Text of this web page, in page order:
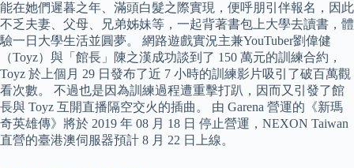
能在她們遲暮之年、滿頭白髮之際實現，便呼朋引伴報名，因此
不乏夫妻、父母、兄弟姊妹等，一起背著書包上大學去讀書，體
驗一日大學生活並圓夢。 網路遊戲實況主兼YouTuber劉偉健
（Toyz）與「館長」陳之漢成功談到了 150 萬元的訓練合約，
Toyz 於上個月 29 日發布了近 7 小時的訓練影片吸引了破百萬觀
看次數。 不過也是因為訓練過程遭重擊打趴，因而又引發了館
長與 Toyz 互開直播隔空交火的插曲。 由 Garena 營運的《新瑪
奇英雄傳》將於 2019 年 08 月 18 日 停止營運，NEXON Taiwan
直營的臺港澳伺服器預計 8 月 22 日上線。